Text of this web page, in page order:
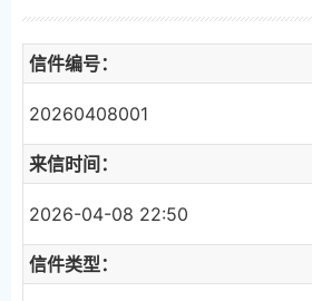
信件编号：
20260408001
来信时间：
2026-04-08 22:50
信件类型：